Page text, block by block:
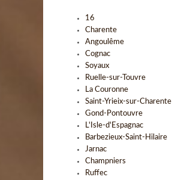
16
Charente
Angoulême
Cognac
Soyaux
Ruelle-sur-Touvre
La Couronne
Saint-Yrieix-sur-Charente
Gond-Pontouvre
L'Isle-d'Espagnac
Barbezieux-Saint-Hilaire
Jarnac
Champniers
Ruffec